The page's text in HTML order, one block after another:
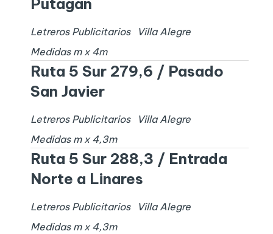
Putagan
Letreros Publicitarios
Villa Alegre
Medidas m x 4m
Ruta 5 Sur 279,6 / Pasado
San Javier
Letreros Publicitarios
Villa Alegre
Medidas m x 4,3m
Ruta 5 Sur 288,3 / Entrada
Norte a Linares
Letreros Publicitarios
Villa Alegre
Medidas m x 4,3m